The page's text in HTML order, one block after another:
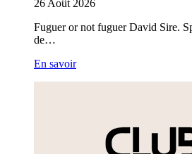
26 Août 2026
Fuguer or not fuguer David Sire.
de…
En savoir